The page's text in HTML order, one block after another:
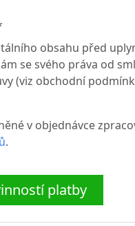
obsahu před
se svého práva od
(viz obchodní
v objednávce
.
platby